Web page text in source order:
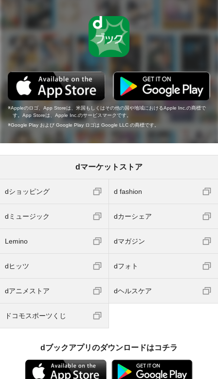
Appleのロゴ、App Storeは、米国もしくはその他の国や地域におけるApple Inc.の商標で
す。App Storeは、Apple Inc.のサービスマークです。
Google Play および Google Play ロゴは Google LLC の商標です。
dマーケットストア
dショッピング d fashion
dミュージック dカーシェア
Lemino dマガジン
dヒッツ dフォト
dアニメストア dヘルスケア
ドコモスポーツくじ
dブックアプリのダウンロードはコチラ